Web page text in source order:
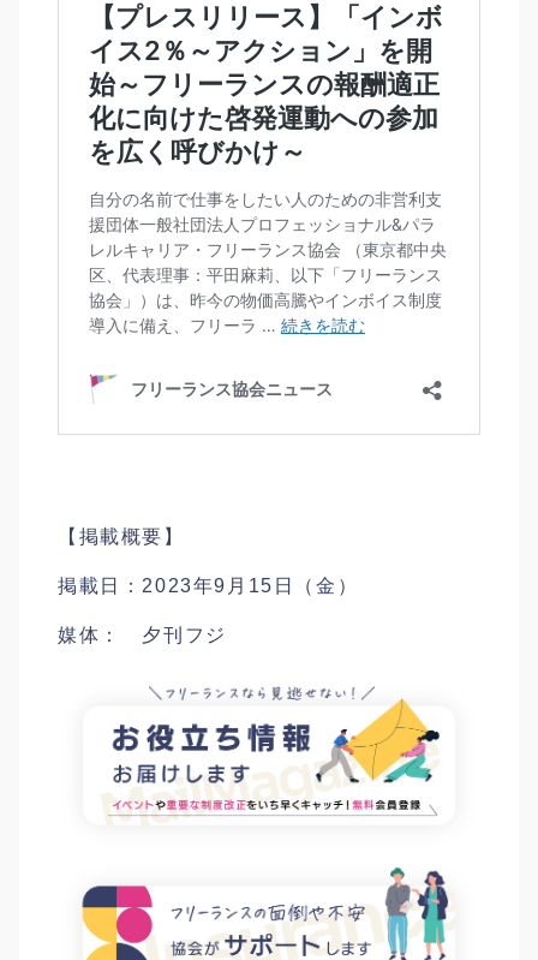
【掲載概要】
掲載日：2023年9月15日（金）
媒体： 夕刊フジ